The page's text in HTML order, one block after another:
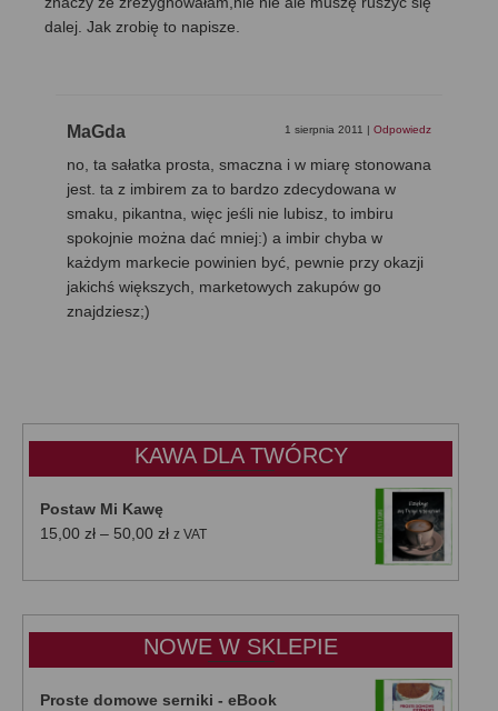
dalej. Jak zrobię to napisze.
MaGda 1 sierpnia 2011 Odpowiedz
no, ta sałatka prosta, smaczna i w miarę stonowana
jest. ta z imbirem za to bardzo zdecydowana w
smaku, pikantna, więc jeśli nie lubisz, to imbiru
spokojnie można dać mniej:) a imbir chyba w
każdym markecie powinien być, pewnie przy okazji
jakichś większych, marketowych zakupów go
znajdziesz;)
KAWA DLA TWÓRCY
Postaw Mi Kawę
15,00 zł – 50,00 złZakres
od
do
50,00 zł
z VAT
NOWE W SKLEPIE
Proste domowe serniki - eBook